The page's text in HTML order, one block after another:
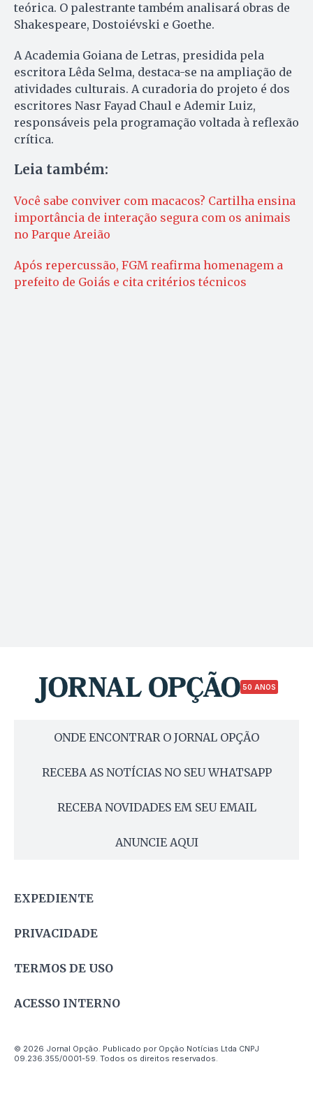
teórica. O palestrante também analisará obras de
Shakespeare, Dostoiévski e Goethe.
A Academia Goiana de Letras, presidida pela
escritora Lêda Selma, destaca-se na ampliação de
atividades culturais. A curadoria do projeto é dos
escritores Nasr Fayad Chaul e Ademir Luiz,
responsáveis pela programação voltada à reflexão
crítica.
Leia também:
Você sabe conviver com macacos? Cartilha ensina
importância de interação segura com os animais
no Parque Areião
Após repercussão, FGM reafirma homenagem a
prefeito de Goiás e cita critérios técnicos
50 ANOS
ONDE ENCONTRAR O JORNAL OPÇÃO
RECEBA AS NOTÍCIAS NO SEU WHATSAPP
RECEBA NOVIDADES EM SEU EMAIL
ANUNCIE AQUI
EXPEDIENTE
PRIVACIDADE
TERMOS DE USO
ACESSO INTERNO
© 2026 Jornal Opção. Publicado por Opção Notícias Ltda CNPJ
09.236.355/0001-59. Todos os direitos reservados.